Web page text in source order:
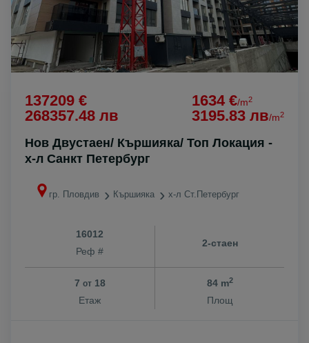
137209 €
268357.48 лв
1634 €/m2
3195.83 лв/m2
Нов Двустаен/ Кършияка/ Топ Локация -
х-л Санкт Петербург
гр. Пловдив Кършияка х-л Ст.Петербург
16012
Реф #
2-стаен
7 от18
Етаж
84 m2
Площ